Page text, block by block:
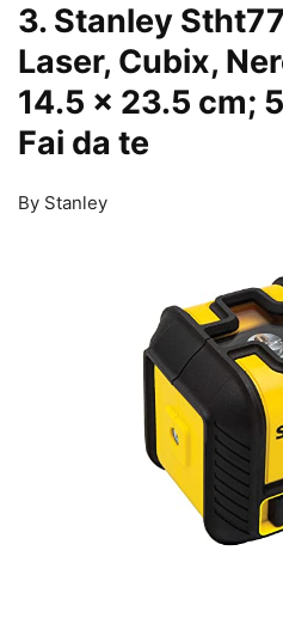
3. Stanley
Laser, Cubix,
14.5 x 23.5 cm;
Fai da te
By Stanley